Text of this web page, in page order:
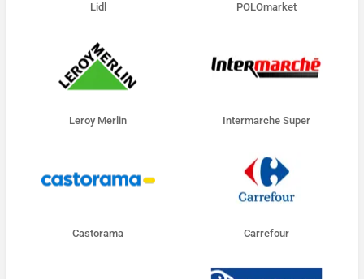
Lidl POLOmarket
Leroy Merlin Intermarche Super
Castorama Carrefour